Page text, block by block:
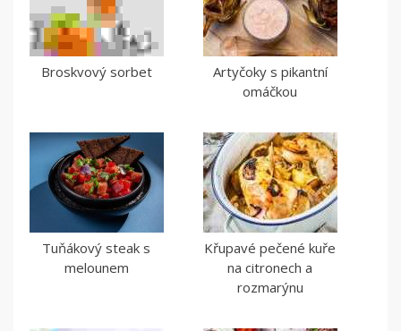
Broskvový sorbet
Artyčoky s pikantní
omáčkou
Tuňákový steak s
melounem
Křupavé pečené kuře
na citronech a
rozmarýnu